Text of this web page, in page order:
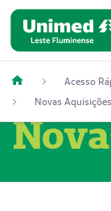
Acesso
Novas Aquisições